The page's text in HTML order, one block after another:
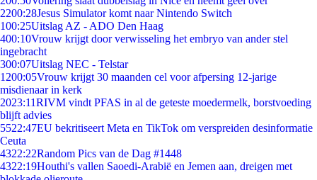
2200:28Jesus Simulator komt naar Nintendo Switch
100:25Uitslag AZ - ADO Den Haag
400:10Vrouw krijgt door verwisseling het embryo van ander stel
ingebracht
300:07Uitslag NEC - Telstar
1200:05Vrouw krijgt 30 maanden cel voor afpersing 12-jarige
misdienaar in kerk
2023:11RIVM vindt PFAS in al de geteste moedermelk, borstvoeding
blijft advies
5522:47EU bekritiseert Meta en TikTok om verspreiden desinformatie
Ceuta
4322:22Random Pics van de Dag #1448
4322:19Houthi's vallen Saoedi-Arabië en Jemen aan, dreigen met